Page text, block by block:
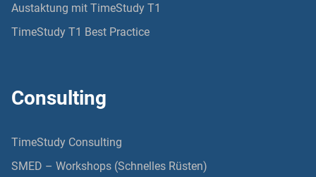
Austaktung mit TimeStudy T1
TimeStudy T1 Best Practice
Consulting
TimeStudy Consulting
SMED – Workshops (Schnelles Rüsten)